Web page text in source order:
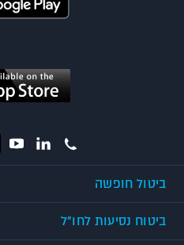
ביטול חופשה
ביטוח נסיעות לחו"ל